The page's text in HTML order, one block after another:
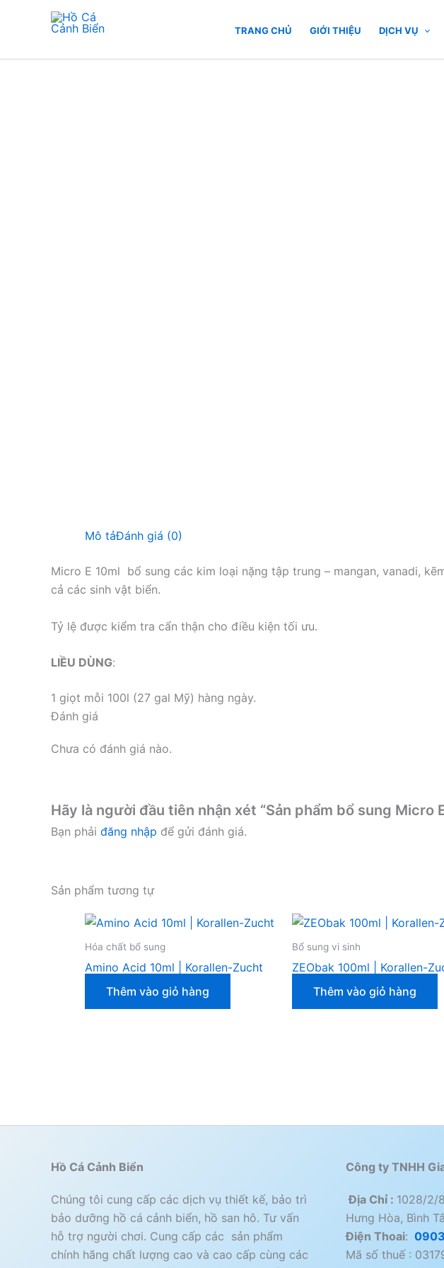
dung
TRANG CHỦ GIỚI THIỆU DỊCH VỤ
Mô tảĐánh giá (0)
Micro E 10ml bổ sung các kim loại nặng tập trung – mangan, vanadi,
cả các sinh vật biển.
Tỷ lệ được kiểm tra cẩn thận cho điều kiện tối ưu.
LIỀU DÙNG:
1 giọt mỗi 100l (27 gal Mỹ) hàng ngày.
Đánh giá
Chưa có đánh giá nào.
Hãy là người đầu tiên nhận xét “Sản phẩm bổ sung Micro
Bạn phải đăng nhập để gửi đánh giá.
Sản phẩm tương tự
Hóa chất bổ sung
Amino Acid 10ml | Korallen-Zucht
Thêm vào giỏ hàng
Bổ sung vi sinh
ZEObak 100ml | Korallen-
Thêm vào giỏ hàng
Hồ Cá Cảnh Biển
Chúng tôi cung cấp các dịch vụ thiết kế, bảo trì
bảo dưỡng hồ cá cảnh biển, hồ san hô. Tư vấn
hỗ trợ người chơi. Cung cấp các sản phẩm
chính hãng chất lượng cao và cao cấp cùng các
Công ty TNHH
Địa Chỉ : 1028/2/
Hưng Hòa, Bình
Điện Thoai:
Mã số thuế :